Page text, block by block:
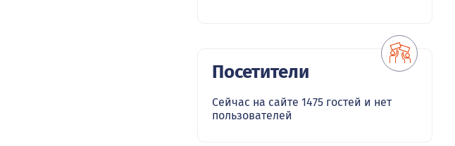
Посетители
Сейчас на сайте 1475 гостей и нет
пользователей